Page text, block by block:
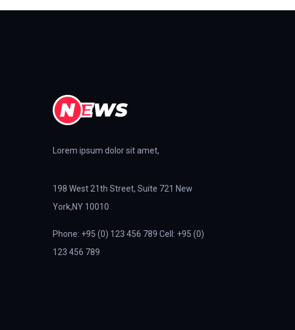
Lorem ipsum dolor sit amet,
198 West 21th Street, Suite 721 New
York,NY 10010
Phone: +95 (0) 123 456 789 Cell: +95 (0)
123 456 789